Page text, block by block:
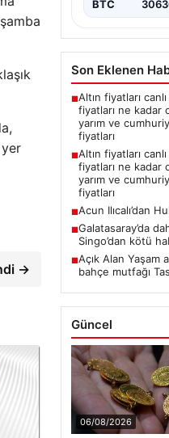
→
BTC
Son Eklenen
■Altın fiyatları
fiyatları ne kadar
yarım ve
fiyatları
■Altın fiyatları
fiyatları ne kadar
yarım ve
fiyatları
■Acun Ilıcalı’dan
■Galatasaray’da
Singo’dan kötü
■Açık Alan Yaşam
bahçe mutfağı
Güncel
06/08/2026